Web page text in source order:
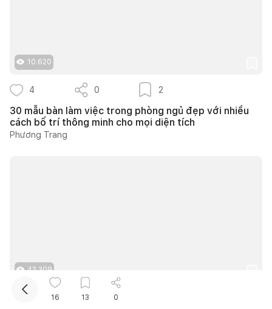
10.620
4 0 2
30 mẫu bàn làm việc trong phòng ngủ đẹp với nhiều
cách bố trí thông minh cho mọi diện tích
Phương Trang
43.309
16 13 0